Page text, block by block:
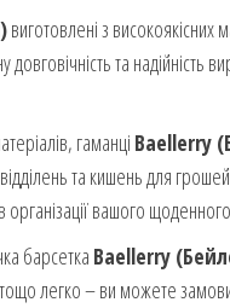
виготовлені з високоякісних
довговічність та
гаманці Baellerry
та кишень для
вашого
барсетка Baellerry
легко – ви можете